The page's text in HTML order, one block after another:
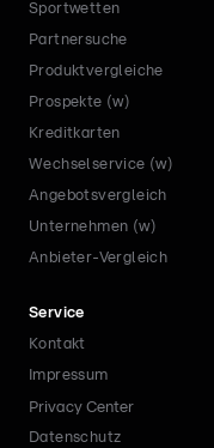
Sportwetten
Partnersuche
Produktvergleiche
Prospekte (w)
Kreditkarten
Wechselservice (w)
Angebotsvergleich
Unternehmen (w)
Anbieter-Vergleich
Service
Kontakt
Impressum
Privacy Center
Datenschutz